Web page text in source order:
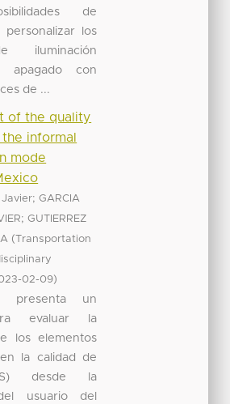
de
los
iluminación
apagado con
de ...
of the quality
informal
mode
Javier;GARCIA
;GUTIERREZ
( Transportation
02-09)
presenta un
evaluar la
los elementos
la calidad de
desde la
usuario del